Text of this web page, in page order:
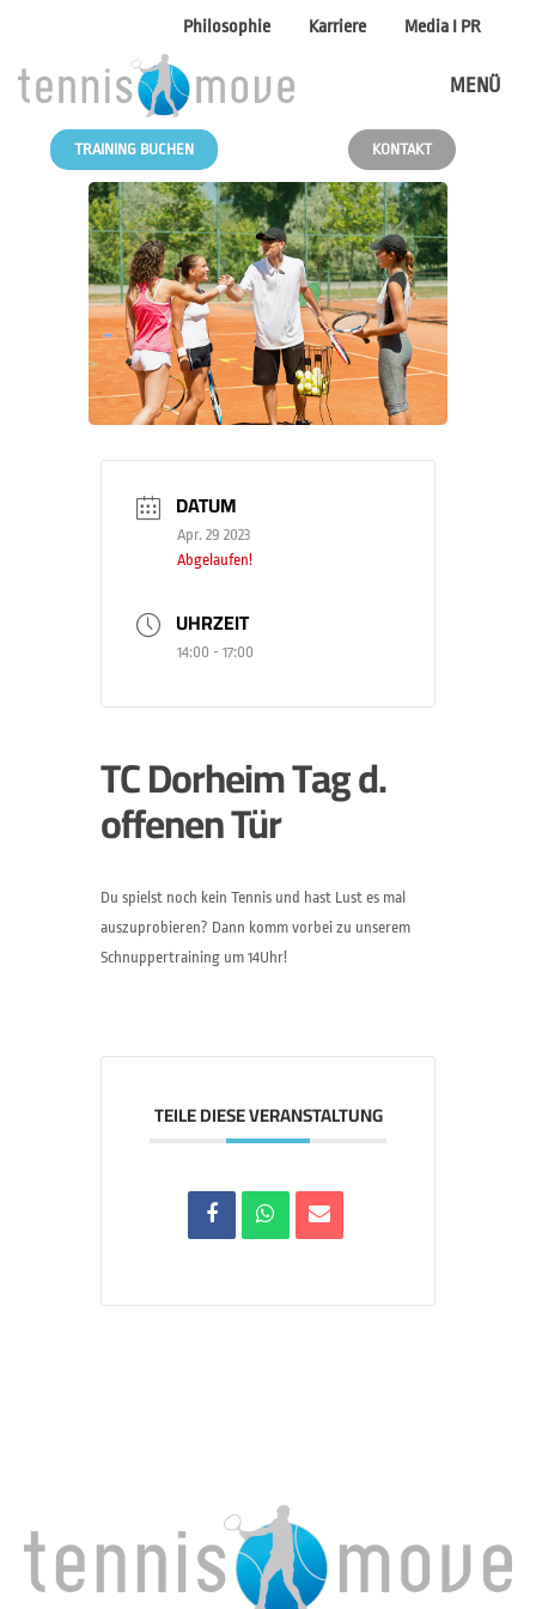
Philosophie Karriere Media I PR
MENÜ
TRAINING BUCHEN KONTAKT
DATUM
Apr. 29 2023
Abgelaufen!
UHRZEIT
14:00 - 17:00
TC Dorheim Tag d.
offenen Tür
Du spielst noch kein Tennis und hast Lust es mal
auszuprobieren? Dann komm vorbei zu unserem
Schnuppertraining um 14Uhr!
TEILE DIESE VERANSTALTUNG